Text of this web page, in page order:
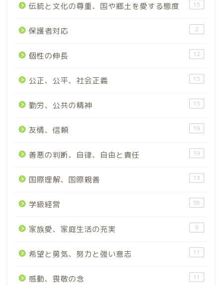
伝統と文化の尊重、国や郷土を愛する態度 15
保護者対応 2
個性の伸長 12
公正、公平、社会正義 15
勤労、公共の精神 15
友情、信頼 19
善悪の判断、自律、自由と責任 19
国際理解、国際親善 13
学級経営 56
家族愛、家庭生活の充実 9
希望と勇気、努力と強い意志 11
感動、畏敬の念 11